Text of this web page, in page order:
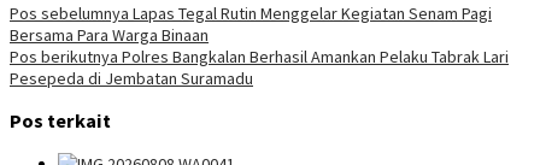
Navigasi
pos
Pos sebelumnya Lapas Tegal Rutin Menggelar Kegiatan Senam Pagi
Bersama Para Warga Binaan
Pos berikutnya Polres Bangkalan Berhasil Amankan Pelaku Tabrak Lari
Pesepeda di Jembatan Suramadu
Pos terkait